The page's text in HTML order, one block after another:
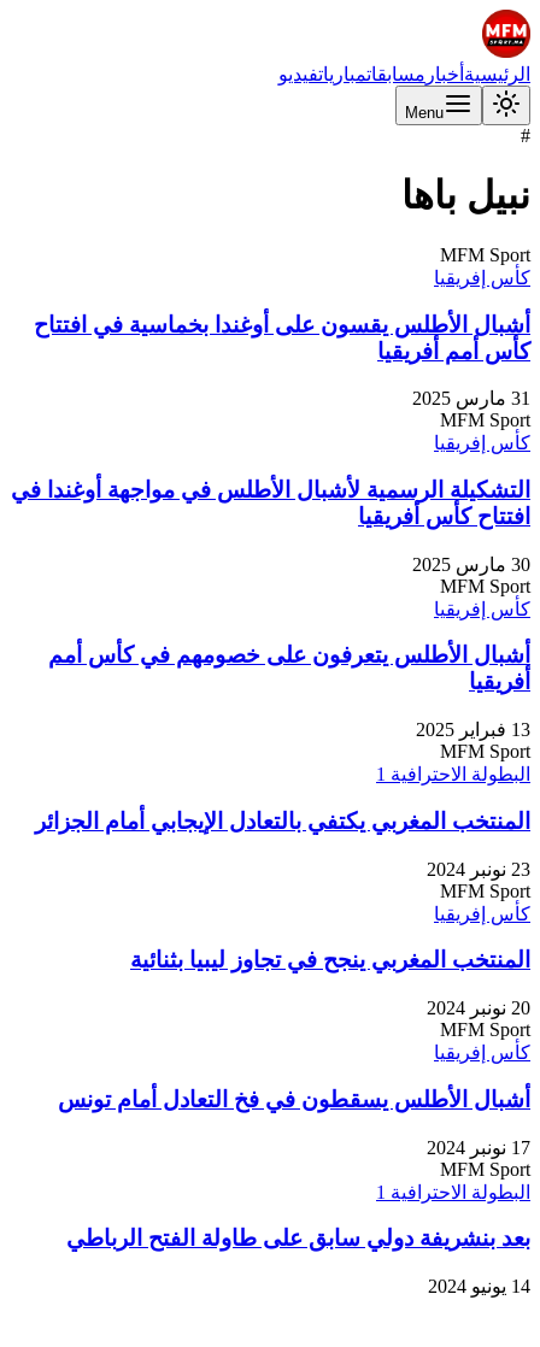
الرئيسية أخبار مسابقاتمبارياتفيديو
Menu
#
نبيل باها
MFM Sport
كأس إفريقيا
أشبال الأطلس يقسون على أوغندا بخماسية في افتتاح
كأس أمم أفريقيا
31 مارس 2025
MFM Sport
كأس إفريقيا
التشكيلة الرسمية لأشبال الأطلس في مواجهة أوغندا في
افتتاح كأس أفريقيا
30 مارس 2025
MFM Sport
كأس إفريقيا
أشبال الأطلس يتعرفون على خصومهم في كأس أمم
أفريقيا
13 فبراير 2025
MFM Sport
البطولة الاحترافية 1
المنتخب المغربي يكتفي بالتعادل الإيجابي أمام الجزائر
23 نونبر 2024
MFM Sport
كأس إفريقيا
المنتخب المغربي ينجح في تجاوز ليبيا بثنائية
20 نونبر 2024
MFM Sport
كأس إفريقيا
أشبال الأطلس يسقطون في فخ التعادل أمام تونس
17 نونبر 2024
MFM Sport
البطولة الاحترافية 1
بعد بنشريفة دولي سابق على طاولة الفتح الرباطي
14 يونيو 2024